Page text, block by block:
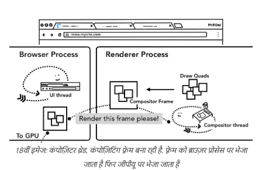
18वीं इमेज: कंपोज़िटर थ्रेड, कंपोज़िटिंग फ़्रेम बना रही है. फ़्रेम को ब्राउज़र प्रोसेस पर भेजा
जाता है फिर जीपीयू पर भेजा जाता है